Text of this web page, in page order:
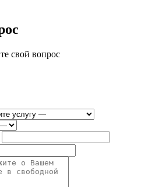
свой вопрос